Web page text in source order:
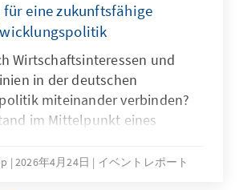
eine zukunftsfähige
Wirtschaftsinteressen und
in der deutschen
miteinander verbinden?
im Mittelpunkt eines
Stiftung, vom Bund
2026年4月24日 イベントレポート